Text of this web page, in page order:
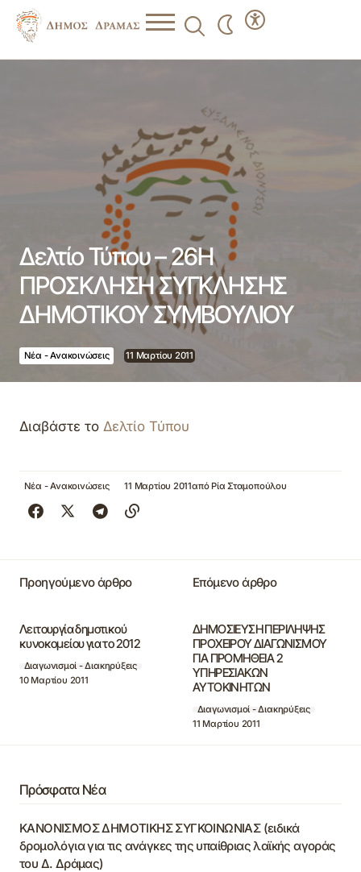
Δελτίο Τύπου – 26Η
ΠΡΟΣΚΛΗΣΗ ΣΥΓΚΛΗΣΗΣ
ΔΗΜΟΤΙΚΟΥ ΣΥΜΒΟΥΛΙΟΥ
Νέα - Ανακοινώσεις 11 Μαρτίου 2011
Διαβάστε το Δελτίο Τύπου
Νέα - Ανακοινώσεις 11 Μαρτίου 2011από Ρία Σταμοπούλου
Προηγούμενο άρθρο
Λειτουργία δημοτικού
κυνοκομείου για το 2012
Διαγωνισμοί - Διακηρύξεις
10 Μαρτίου 2011
Επόμενο άρθρο
ΔΗΜΟΣΙΕΥΣΗ ΠΕΡΙΛΗΨΗΣ
ΠΡΟΧΕΙΡΟΥ ΔΙΑΓΩΝΙΣΜΟΥ
ΓΙΑ ΠΡΟΜΗΘΕΙΑ 2
ΥΠΗΡΕΣΙΑΚΩΝ
ΑΥΤΟΚΙΝΗΤΩΝ
Διαγωνισμοί - Διακηρύξεις
11 Μαρτίου 2011
Πρόσφατα Νέα
ΚΑΝΟΝΙΣΜΟΣ ΔΗΜΟΤΙΚΗΣ ΣΥΓΚΟΙΝΩΝΙΑΣ (ειδικά
δρομολόγια για τις ανάγκες της υπαίθριας λαϊκής αγοράς
του Δ. Δράμας)